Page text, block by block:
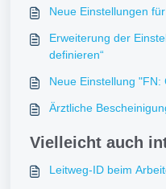
Neue Einstellungen
Erweiterung der
definieren“
Neue Einstellung "FN:
Ärztliche
Vielleicht auch
Leitweg-ID beim